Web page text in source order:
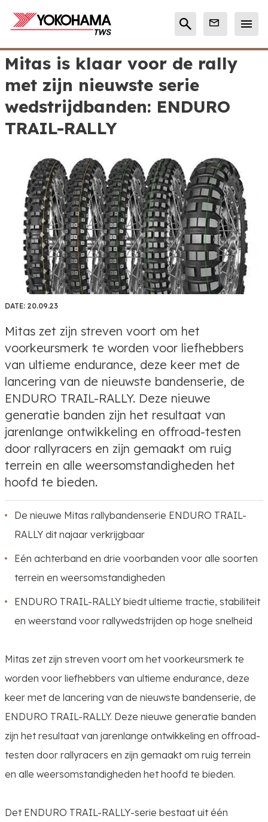
Mitas is klaar voor de rally
met zijn nieuwste serie
wedstrijdbanden: ENDURO
TRAIL-RALLY
DATE: 20.09.23
Mitas zet zijn streven voort om het
voorkeursmerk te worden voor liefhebbers
van ultieme endurance, deze keer met de
lancering van de nieuwste bandenserie, de
ENDURO TRAIL-RALLY. Deze nieuwe
generatie banden zijn het resultaat van
jarenlange ontwikkeling en offroad-testen
door rallyracers en zijn gemaakt om ruig
terrein en alle weersomstandigheden het
hoofd te bieden.
De nieuwe Mitas rallybandenserie ENDURO TRAIL-
RALLY dit najaar verkrijgbaar
Eén achterband en drie voorbanden voor alle soorten
terrein en weersomstandigheden
ENDURO TRAIL-RALLY biedt ultieme tractie, stabiliteit
en weerstand voor rallywedstrijden op hoge snelheid
Mitas zet zijn streven voort om het voorkeursmerk te
worden voor liefhebbers van ultieme endurance, deze
keer met de lancering van de nieuwste bandenserie, de
ENDURO TRAIL-RALLY. Deze nieuwe generatie banden
zijn het resultaat van jarenlange ontwikkeling en offroad-
testen door rallyracers en zijn gemaakt om ruig terrein
en alle weersomstandigheden het hoofd te bieden.
Det ENDURO TRAIL-RALLY-serie bestaat uit één